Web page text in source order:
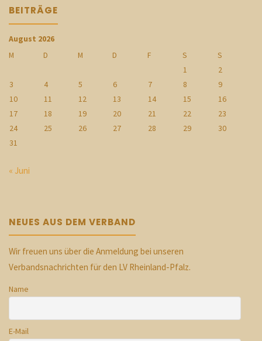
BEITRÄGE
August 2026
M
D M D F S
S
1
2
3
4 5 6 7 8
9
10
11 12 13 14 15
16
17
18 19 20 21 22
23
24
25 26 27 28 29
30
31
« Juni
NEUES AUS DEM VERBAND
Wir freuen uns über die Anmeldung bei unseren
Verbandsnachrichten für den LV Rheinland-Pfalz.
Name
E-Mail